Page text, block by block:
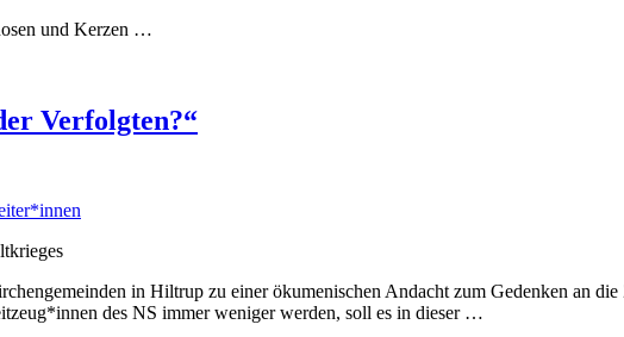
und Kerzen …
Verfolgten?“
in Hiltrup zu einer ökumenischen Andacht zum Gedenken an
des NS immer weniger werden, soll es in dieser …